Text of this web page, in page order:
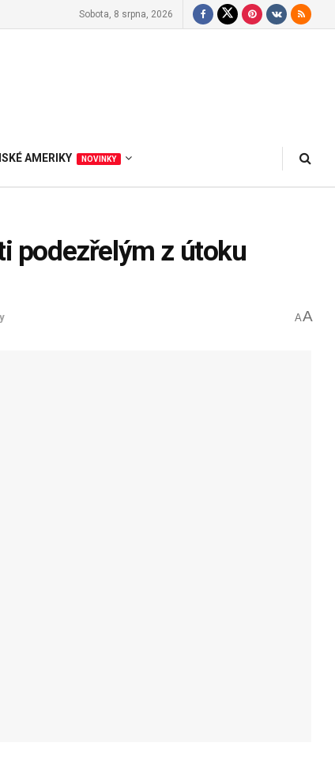
Sobota, 8 srpna, 2026
AMERIKY NOVINKY
podezřelým z útoku
AA